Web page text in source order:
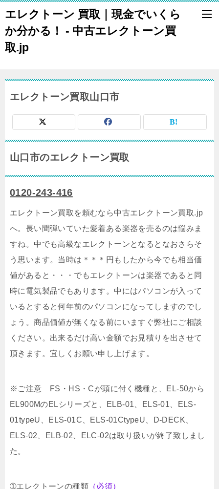
エレクトーン 買取｜現金でいくら
か分かる！ - 中古エレクトーン買
取.jp
エレクトーン買取山口市
山口市のエレクトーン買取
0120-243-416
エレクトーン買取を頼むなら中古エレクトーン買取.jp
へ。長い間弾いていた愛着ある楽器を売るのは悩みま
すね。中でも高級なエレクトーンとなるとなおさらそ
う思います。当時は＊＊＊円もしたから今でも相当価
値があると・・・でもエレクトーンは楽器であると同
時に電気製品でもあります。中にはパソコンが入って
いるとすると何年前のパソコンになってしますのでし
ょう。商品価値が無くなる前にいますぐ弊社にご相談
ください。出来るだけ高い金額でお見積りを出させて
頂きます。宜しくお願い申し上げます。
※ご注意 FS・HS・Cが頭に付く機種と、EL-50から
EL900MのELシリーズと、ELB-01、ELS-01、ELS-
01typeU、ELS-01C、ELS-01CtypeU、D-DECK、
ELS-02、ELB-02、ELC-02は取り扱いが終了致しまし
た。
➀エレクトーンの種類 （必須）